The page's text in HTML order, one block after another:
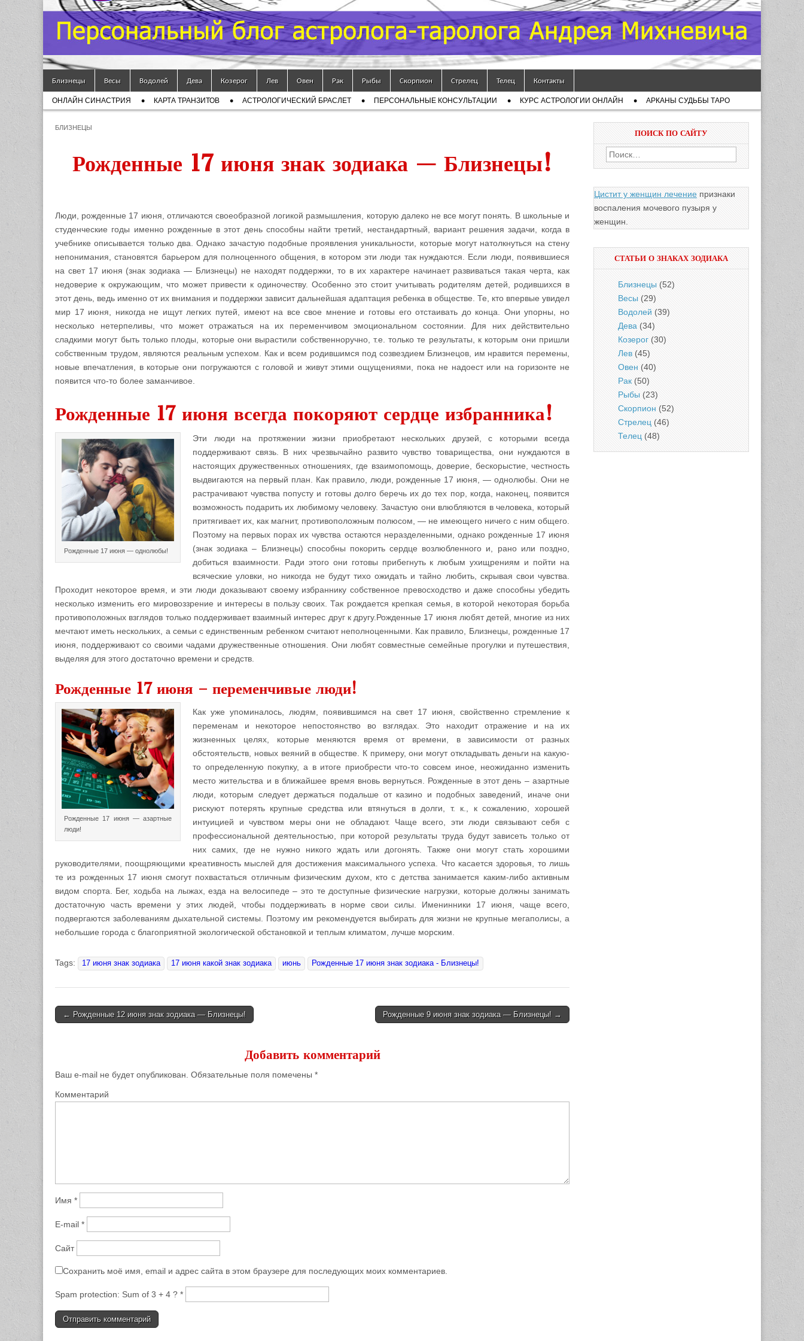
Гороскоп
Мой
Знак
Зодиака
— MZZ
Main menu
Близнецы Весы Водолей Дева Козерог Лев Овен Рак Рыбы Скорпион Стрелец Телец Контакты
Sub menu
ОНЛАЙН СИНАСТРИЯ КАРТА ТРАНЗИТОВ АСТРОЛОГИЧЕСКИЙ БРАСЛЕТ ПЕРСОНАЛЬНЫЕ КОНСУЛЬТАЦИИ КУРС АСТРОЛОГИИ ОНЛАЙН АРКАНЫ СУДЬБЫ ТАРО
БЛИЗНЕЦЫ
Рожденные 17 июня знак зодиака — Близнецы!
Люди, рожденные 17 июня, отличаются своеобразной логикой размышления, которую далеко не все могут понять. В школьные и
студенческие годы именно рожденные в этот день способны найти третий, нестандартный, вариант решения задачи, когда в
учебнике описывается только два. Однако зачастую подобные проявления уникальности, которые могут натолкнуться на стену
непонимания, становятся барьером для полноценного общения, в котором эти люди так нуждаются. Если люди, появившиеся
на свет 17 июня (знак зодиака — Близнецы) не находят поддержки, то в их характере начинает развиваться такая черта, как
недоверие к окружающим, что может привести к одиночеству. Особенно это стоит учитывать родителям детей, родившихся в
этот день, ведь именно от их внимания и поддержки зависит дальнейшая адаптация ребенка в обществе. Те, кто впервые увидел
мир 17 июня, никогда не ищут легких путей, имеют на все свое мнение и готовы его отстаивать до конца. Они упорны, но
несколько нетерпеливы, что может отражаться на их переменчивом эмоциональном состоянии. Для них действительно
сладкими могут быть только плоды, которые они вырастили собственноручно, т.е. только те результаты, к которым они пришли
собственным трудом, являются реальным успехом. Как и всем родившимся под созвездием Близнецов, им нравится перемены,
новые впечатления, в которые они погружаются с головой и живут этими ощущениями, пока не надоест или на горизонте не
появится что-то более заманчивое.
Рожденные 17 июня всегда покоряют сердце избранника!
Рожденные 17 июня — однолюбы!
Эти люди на протяжении жизни приобретают нескольких друзей, с которыми всегда
поддерживают связь. В них чрезвычайно развито чувство товарищества, они нуждаются в
настоящих дружественных отношениях, где взаимопомощь, доверие, бескорыстие, честность
выдвигаются на первый план. Как правило, люди, рожденные 17 июня, — однолюбы. Они не
растрачивают чувства попусту и готовы долго беречь их до тех пор, когда, наконец, появится
возможность подарить их любимому человеку. Зачастую они влюбляются в человека, который
притягивает их, как магнит, противоположным полюсом, — не имеющего ничего с ним общего.
Поэтому на первых порах их чувства остаются неразделенными, однако рожденные 17 июня
(знак зодиака – Близнецы) способны покорить сердце возлюбленного и, рано или поздно,
добиться взаимности. Ради этого они готовы прибегнуть к любым ухищрениям и пойти на
всяческие уловки, но никогда не будут тихо ожидать и тайно любить, скрывая свои чувства.
Проходит некоторое время, и эти люди доказывают своему избраннику собственное превосходство и даже способны убедить
несколько изменить его мировоззрение и интересы в пользу своих. Так рождается крепкая семья, в которой некоторая борьба
противоположных взглядов только поддерживает взаимный интерес друг к другу.Рожденные 17 июня любят детей, многие из них
мечтают иметь нескольких, а семьи с единственным ребенком считают неполноценными. Как правило, Близнецы, рожденные 17
июня, поддерживают со своими чадами дружественные отношения. Они любят совместные семейные прогулки и путешествия,
выделяя для этого достаточно времени и средств.
Рожденные 17 июня – переменчивые люди!
Рожденные 17 июня — азартные
люди!
Как уже упоминалось, людям, появившимся на свет 17 июня, свойственно стремление к
переменам и некоторое непостоянство во взглядах. Это находит отражение и на их
жизненных целях, которые меняются время от времени, в зависимости от разных
обстоятельств, новых веяний в обществе. К примеру, они могут откладывать деньги на какую-
то определенную покупку, а в итоге приобрести что-то совсем иное, неожиданно изменить
место жительства и в ближайшее время вновь вернуться. Рожденные в этот день – азартные
люди, которым следует держаться подальше от казино и подобных заведений, иначе они
рискуют потерять крупные средства или втянуться в долги, т. к., к сожалению, хорошей
интуицией и чувством меры они не обладают. Чаще всего, эти люди связывают себя с
профессиональной деятельностью, при которой результаты труда будут зависеть только от
них самих, где не нужно никого ждать или догонять. Также они могут стать хорошими
руководителями, поощряющими креативность мыслей для достижения максимального успеха. Что касается здоровья, то лишь
те из рожденных 17 июня смогут похвастаться отличным физическим духом, кто с детства занимается каким-либо активным
видом спорта. Бег, ходьба на лыжах, езда на велосипеде – это те доступные физические нагрузки, которые должны занимать
достаточную часть времени у этих людей, чтобы поддерживать в норме свои силы. Именинники 17 июня, чаще всего,
подвергаются заболеваниям дыхательной системы. Поэтому им рекомендуется выбирать для жизни не крупные мегаполисы, а
небольшие города с благоприятной экологической обстановкой и теплым климатом, лучше морским.
Tags: 17 июня знак зодиака 17 июня какой знак зодиака июнь Рожденные 17 июня знак зодиака - Близнецы!
Post navigation
← Рожденные 12 июня знак зодиака — Близнецы! Рожденные 9 июня знак зодиака — Близнецы! →
Добавить комментарий
Ваш e-mail не будет опубликован. Обязательные поля помечены *
Комментарий
Имя *
E-mail *
Сайт
Сохранить моё имя, email и адрес сайта в этом браузере для последующих моих комментариев.
Spam protection: Sum of 3 + 4 ? *
ПОИСК ПО САЙТУ
Найти:
Цистит у женщин лечение признаки
воспаления мочевого пузыря у
женщин.
СТАТЬИ О ЗНАКАХ ЗОДИАКА
Близнецы (52)
Весы (29)
Водолей (39)
Дева (34)
Козерог (30)
Лев (45)
Овен (40)
Рак (50)
Рыбы (23)
Скорпион (52)
Стрелец (46)
Телец (48)